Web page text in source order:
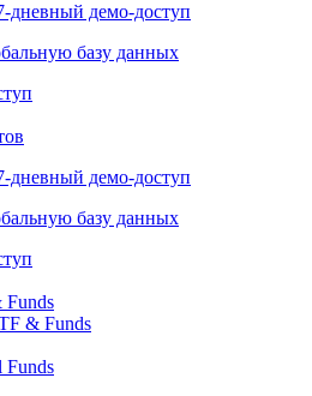
дневный демо-доступ
базу данных
дневный демо-доступ
базу данных
& Funds
Funds